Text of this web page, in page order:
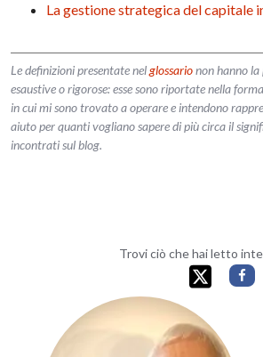
La gestione strategica del capitale
Le definizioni presentate nelglossarionon hanno la
esaustive o rigorose: esse sono riportate nella
in cui mi sono trovato a operare e intendono
aiuto per quanti vogliano sapere di più circa il
incontrati sul blog.
Trovi ciò che hai letto